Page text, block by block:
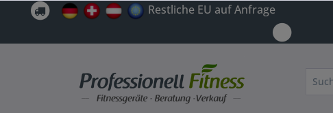
Restliche EU auf Anfrage